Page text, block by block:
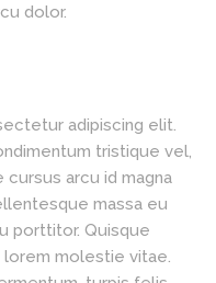
dolor.
adipiscing elit.
tristique vel,
arcu id magna
massa eu
porttitor. Quisque
molestie vitae.